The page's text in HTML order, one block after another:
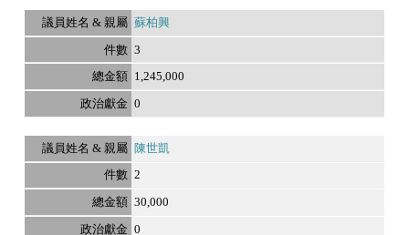
蘇柏興
3
1,245,000
0
陳世凱
2
30,000
0